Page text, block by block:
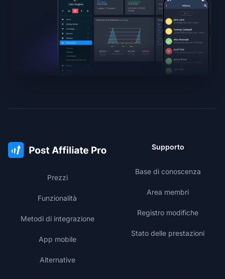
Prezzi
Funzionalità
Metodi di integrazione
App mobile
Alternative
Supporto
Base di conoscenza
Area membri
Registro modifiche
Stato delle prestazioni